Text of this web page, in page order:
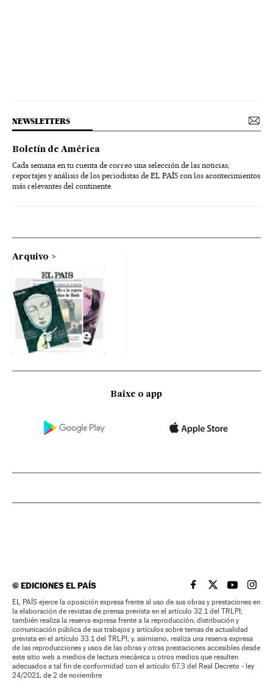
NEWSLETTERS
Boletín de América
Cada semana en tu cuenta de correo una selección de las noticias,
reportajes y análisis de los periodistas de EL PAÍS con los acontecimientos
más relevantes del continente.
Arquivo
Baixe o app
©EDICIONES EL PAÍS EL PAÍS BRASIL EN
EL PAÍSEL PAÍS
EL
EL PAÍS ejerce la oposición expresa frente al uso de sus obras y prestaciones en
la elaboración de revistas de prensa prevista en el artículo 32.1 del TRLPI;
también realiza la reserva expresa frente a la reproducción, distribución y
comunicación pública de sus trabajos y artículos sobre temas de actualidad
prevista en el artículo 33.1 del TRLPI; y, asimismo, realiza una reserva expresa
de las reproducciones y usos de las obras y otras prestaciones accesibles desde
este sitio web a medios de lectura mecánica u otros medios que resulten
adecuados a tal fin de conformidad con el artículo 67.3 del Real Decreto - ley
24/2021, de 2 de noviembre